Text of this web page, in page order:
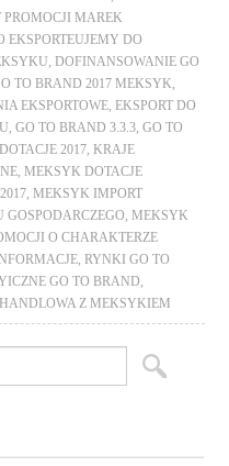
PROMOCJI MAREK
EKSPORTEUJEMY DO
DOFINANSOWANIE GO
TO BRAND 2017 MEKSYK
EKSPORTOWE
EKSPORT DO
,GO TO BRAND 3.3.3 ,GO TO
2017
KRAJE
MEKSYK DOTACJE
MEKSYK IMPORT
GOSPODARCZEGO
MEKSYK
O CHARAKTERZE
RYNKI GO TO
GO TO BRAND
Z MEKSYKIEM